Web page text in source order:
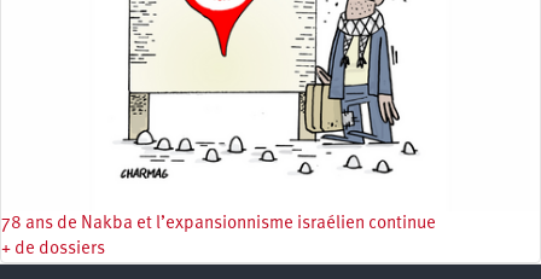
78 ans de Nakba et l’expansionnisme israélien continue
+ de dossiers